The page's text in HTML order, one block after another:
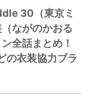
30（東京ミ
ながのかおる
全話まとめ！
の衣装協力ブラ